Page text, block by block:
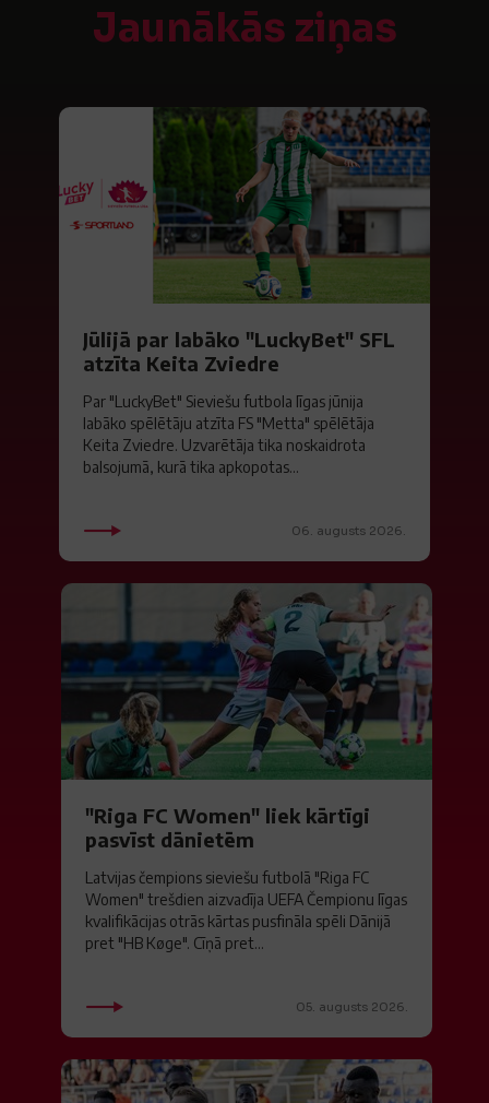
Jaunākās ziņas
Jūlijā par labāko "LuckyBet" SFL
atzīta Keita Zviedre
Par "LuckyBet" Sieviešu futbola līgas jūnija
labāko spēlētāju atzīta FS "Metta" spēlētāja
Keita Zviedre. Uzvarētāja tika noskaidrota
balsojumā, kurā tika apkopotas...
06. augusts 2026.
"Riga FC Women" liek kārtīgi
pasvīst dānietēm
Latvijas čempions sieviešu futbolā "Riga FC
Women" trešdien aizvadīja UEFA Čempionu līgas
kvalifikācijas otrās kārtas pusfināla spēli Dānijā
pret "HB Køge". Cīņā pret...
05. augusts 2026.